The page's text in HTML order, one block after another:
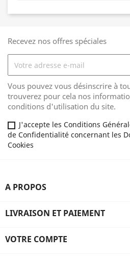
Recevez nos offres spéciales
Vous pouvez vous désinscrire à
trouverez pour cela nos
conditions d'utilisation du site.
J'accepte les Conditions
de Confidentialité concernant les
Cookies
A PROPOS
LIVRAISON ET PAIEMENT
VOTRE COMPTE